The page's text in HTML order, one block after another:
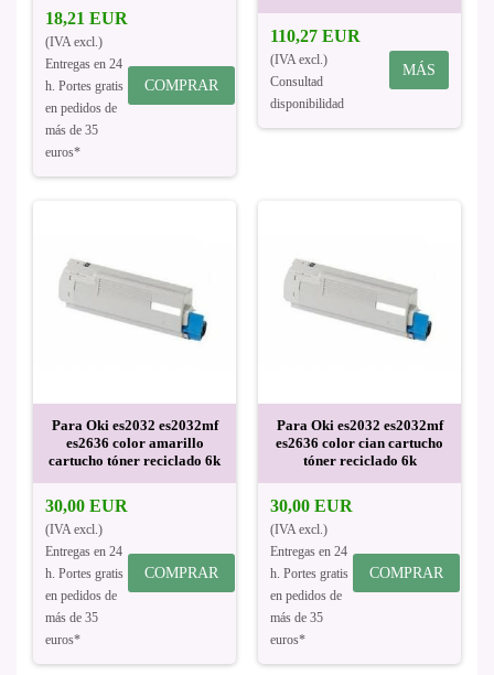
18,21 EUR
(IVA excl.)
Entregas en 24
h. Portes gratis
en pedidos de
más de 35
euros*
COMPRAR
110,27 EUR
(IVA excl.)
Consultad
disponibilidad
MÁS
Para Oki es2032 es2032mf
es2636 color amarillo
cartucho tóner reciclado 6k
30,00 EUR
(IVA excl.)
Entregas en 24
h. Portes gratis
en pedidos de
más de 35
euros*
COMPRAR
Para Oki es2032 es2032mf
es2636 color cian cartucho
tóner reciclado 6k
30,00 EUR
(IVA excl.)
Entregas en 24
h. Portes gratis
en pedidos de
más de 35
euros*
COMPRAR